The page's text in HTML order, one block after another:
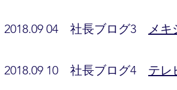
2018.09 04 社長ブログ3 メキ
2018.09 10 社長ブログ4 テレ